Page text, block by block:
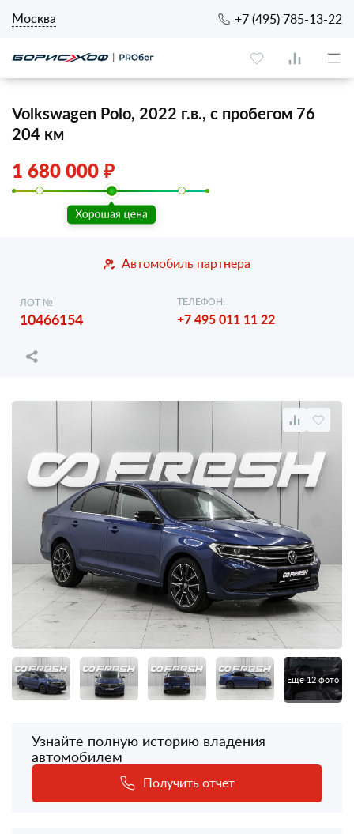
Москва +7 (495) 785-13-22
Volkswagen Polo, 2022 г.в., с пробегом 76
204 км
1 680 000 ₽
Автомобиль партнера
ЛОТ №
10466154
ТЕЛЕФОН:
+7 495 011 11 22
Еще 12 фото
Узнайте полную историю владения
автомобилем
Получить отчет